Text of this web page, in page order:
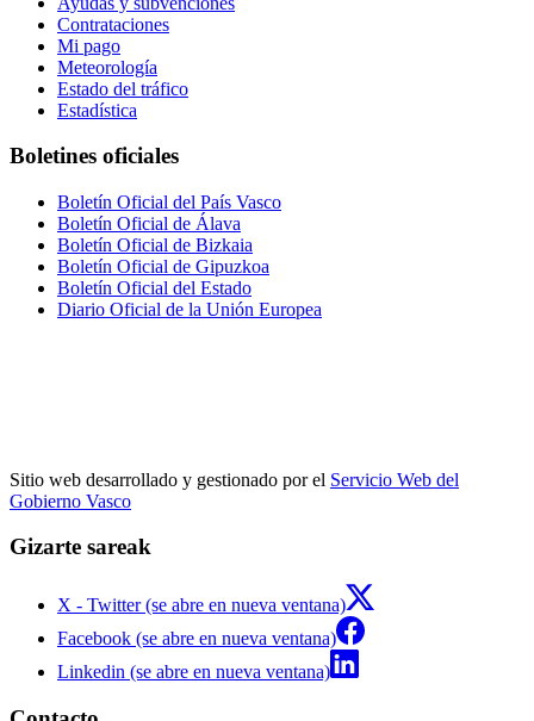
Contrataciones
Mi pago
Meteorología
Estado del tráfico
Estadística
Boletines oficiales
Boletín Oficial del País Vasco
Boletín Oficial de Álava
Boletín Oficial de Bizkaia
Boletín Oficial de Gipuzkoa
Boletín Oficial del Estado
Diario Oficial de la Unión Europea
Sitio web desarrollado y gestionado por el Servicio Web del
Gobierno Vasco
Gizarte sareak
X - Twitter (se abre en nueva ventana)
Facebook (se abre en nueva ventana)
Linkedin (se abre en nueva ventana)